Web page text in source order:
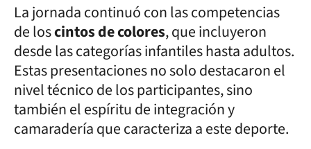
La jornada continuó con las competencias
de loscintos de colores, que incluyeron
desde las categorías infantiles hasta adultos.
Estas presentaciones no solo destacaron el
nivel técnico de los participantes, sino
también el espíritu de integración y
camaradería que caracteriza a este deporte.